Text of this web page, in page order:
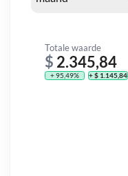
Totale waarde
$ 2.345,84
+ 95,49% + $ 1.145,84